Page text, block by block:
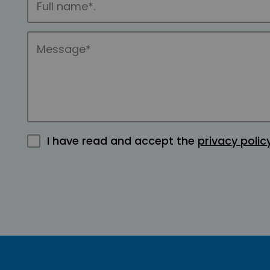
I have read and accept the privacy